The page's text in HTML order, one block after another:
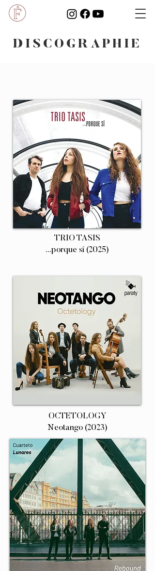
DISCOGRAPHIE
TRIO TASIS
...porque sí (2025)
OCTETOLOGY
Neotango (2023)